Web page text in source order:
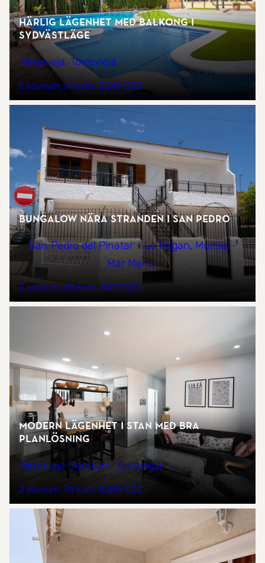
Härlig lägenhet med balkong i
sydvästläge
Torrevieja, Torrevieja
2 sovrum 61 kvm €249 000
Bungalow nära stranden i San Pedro
San Pedro del Pinatar - Lo Pagan, Murcia -
Mar Menor
2 sovrum 60 kvm €110 000
Modern lägenhet i stan med bra
planlösning
Torrevieja Centrum, Torrevieja
2 sovrum 75 kvm €269 000